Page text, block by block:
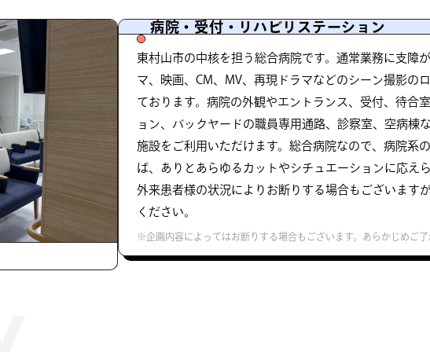
病院・受付・リハビリステーション
東村山市の中核を担う総合病院です。通常業務に支障
マ、映画、CM、MV、再現ドラマなどのシーン撮影の
ております。病院の外観やエントランス、受付、待合
ョン、バックヤードの職員専用通路、診察室、空病棟
施設をご利用いただけます。総合病院なので、病院系
ば、ありとあらゆるカットやシチュエーションに応え
外来患者様の状況によりお断りする場合もございます
ください。
※企画内容によってはお断りする場合もございます。あらかじめご了